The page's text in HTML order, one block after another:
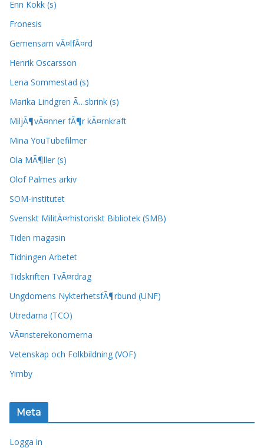
Enn Kokk (s)
Fronesis
Gemensam vÃ¤lfÃ¤rd
Henrik Oscarsson
Lena Sommestad (s)
Marika Lindgren Ã…sbrink (s)
MiljÃ¶vÃ¤nner fÃ¶r kÃ¤rnkraft
Mina YouTubefilmer
Ola MÃ¶ller (s)
Olof Palmes arkiv
SOM-institutet
Svenskt MilitÃ¤rhistoriskt Bibliotek (SMB)
Tiden magasin
Tidningen Arbetet
Tidskriften TvÃ¤rdrag
Ungdomens NykterhetsfÃ¶rbund (UNF)
Utredarna (TCO)
VÃ¤nsterekonomerna
Vetenskap och Folkbildning (VOF)
Yimby
Meta
Logga in